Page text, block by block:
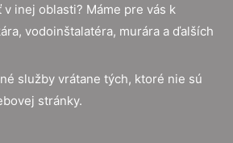
inej oblasti? Máme pre vás k
vodoinštalatéra, murára a ďalších
služby vrátane tých, ktoré nie sú
stránky.